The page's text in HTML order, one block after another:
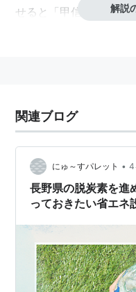
せると「甲信越 」とな
解説
関連ブログ
にゅ～すパレット • 4
長野県の脱炭素を進
っておきたい省エネ